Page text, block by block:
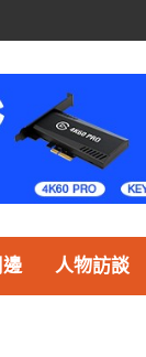
人物訪談